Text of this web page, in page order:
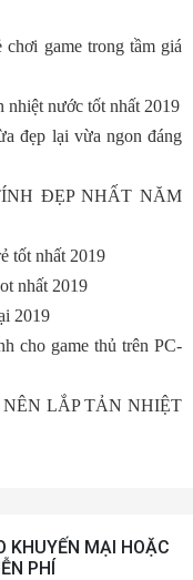
game trong tầm giá
nhiệt nước tốt nhất 2019
đẹp lại vừa ngon đáng
ĐẸP NHẤT NĂM
tốt nhất 2019
nhất 2019
2019
cho game thủ trên PC-
LẮP TẢN NHIỆT
KHUYẾN MẠI HOẶC
PHÍ